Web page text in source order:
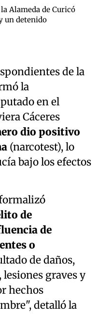
Alameda de Curicó
un detenido
de la
la
en el
Cáceres
dio positivo
(narcotest), lo
bajo los efectos
de
de
o
de daños,
graves y
hechos
detalló la